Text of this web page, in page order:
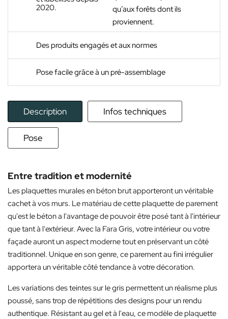
2020.
qu’aux forêts dont ils
proviennent.
Des produits engagés et aux normes
Pose facile grâce à un pré-assemblage
Description Infos techniques
Pose
Entre tradition et modernité
Les plaquettes murales en béton brut apporteront un véritable
cachet à vos murs. Le matériau de cette plaquette de parement
qu'est le béton a l'avantage de pouvoir être posé tant à l'intérieur
que tant à l'extérieur. Avec la Fara Gris, votre intérieur ou votre
façade auront un aspect moderne tout en préservant un côté
traditionnel. Unique en son genre, ce parement au fini irrégulier
apportera un véritable côté tendance à votre décoration.
Les variations des teintes sur le gris permettent un réalisme plus
poussé, sans trop de répétitions des designs pour un rendu
authentique. Résistant au gel et à l'eau, ce modèle de plaquette